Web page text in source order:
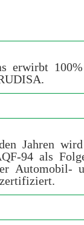
erwirbt
Jahren
94 als
Automobil-